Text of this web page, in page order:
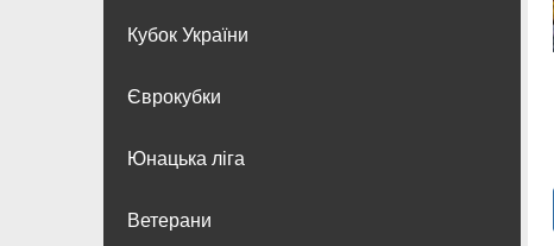
Кубок України
Єврокубки
Юнацька ліга
Ветерани